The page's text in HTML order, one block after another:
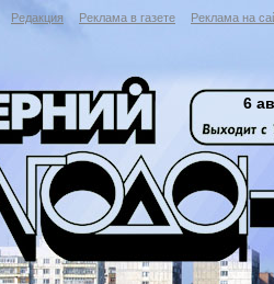
Редакция Реклама в газете Реклама на
6